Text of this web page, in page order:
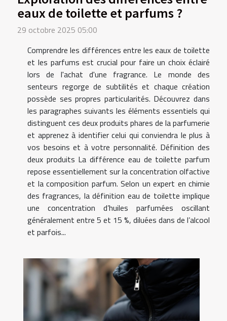
eaux de toilette et parfums ?
29 octobre 2025 05:00
Comprendre les différences entre les eaux de toilette
et les parfums est crucial pour faire un choix éclairé
lors de l'achat d'une fragrance. Le monde des
senteurs regorge de subtilités et chaque création
possède ses propres particularités. Découvrez dans
les paragraphes suivants les éléments essentiels qui
distinguent ces deux produits phares de la parfumerie
et apprenez à identifier celui qui conviendra le plus à
vos besoins et à votre personnalité. Définition des
deux produits La différence eau de toilette parfum
repose essentiellement sur la concentration olfactive
et la composition parfum. Selon un expert en chimie
des fragrances, la définition eau de toilette implique
une concentration d’huiles parfumées oscillant
généralement entre 5 et 15 %, diluées dans de l’alcool
et parfois...